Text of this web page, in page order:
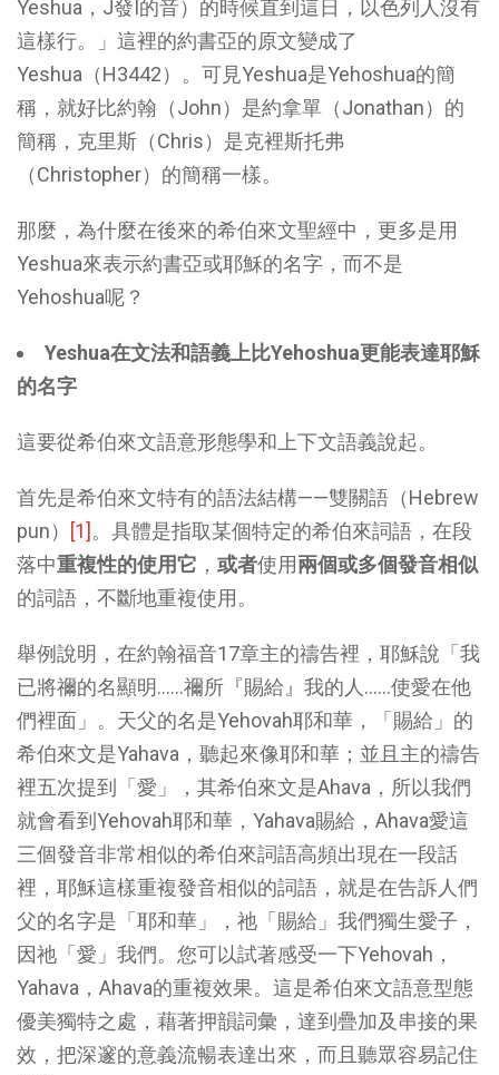
Yeshua，J發I的音）的時候直到這日，以色列人沒有
這樣行。」這裡的約書亞的原文變成了
Yeshua（H3442）。可見Yeshua是Yehoshua的簡
稱，就好比約翰（John）是約拿單（Jonathan）的
簡稱，克里斯（Chris）是克裡斯托弗
（Christopher）的簡稱一樣。
那麼，為什麼在後來的希伯來文聖經中，更多是用
Yeshua來表示約書亞或耶穌的名字，而不是
Yehoshua呢？
Yeshua在文法和語義上比Yehoshua更能表達耶穌
的名字
這要從希伯來文語意形態學和上下文語義說起。
首先是希伯來文特有的語法結構——雙關語（Hebrew
pun）
[1] 。具體是指取某個特定的希伯來詞語，在段
落中重複性的使用它 ， 或者使用兩個或多個發音相似
的詞語，不斷地重複使用。
舉例說明，在約翰福音17章主的禱告裡，耶穌說「我
已將禰的名顯明……禰所『賜給』我的人……使愛在他
們裡面」。天父的名是Yehovah耶和華，「賜給」的
希伯來文是Yahava，聽起來像耶和華；並且主的禱告
裡五次提到「愛」，其希伯來文是Ahava，所以我們
就會看到Yehovah耶和華，Yahava賜給，Ahava愛這
三個發音非常相似的希伯來詞語高頻出現在一段話
裡，耶穌這樣重複發音相似的詞語，就是在告訴人們
父的名字是「耶和華」，祂「賜給」我們獨生愛子，
因祂「愛」我們。您可以試著感受一下Yehovah，
Yahava，Ahava的重複效果。這是希伯來文語意型態
優美獨特之處，藉著押韻詞彙，達到疊加及串接的果
效，把深邃的意義流暢表達出來，而且聽眾容易記住